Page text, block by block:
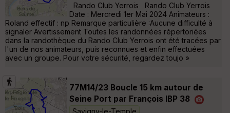
Rando Club Yerrois Rando Club Yerrois
Date : Mercredi 1er Mai 2024 Animateurs :
Roland effectif : np Remarque particulière :Aucune difficulté à
signaler Avertissement Toutes les randonnées répertoriées
dans la randothèque du Rando Club Yerrois ont été tracées par
l'un de nos animateurs, puis reconnues et enfin effectuées
avec un groupe. Pour votre sécurité, regardez toujo »
77M14/23 Boucle 15 km autour de
Seine Port par François IBP 38
Savigny-le-Temple